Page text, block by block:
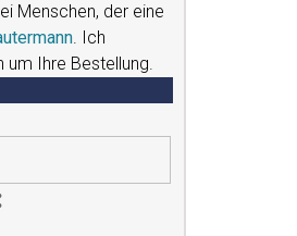
Menschen, der eine
. Ich
Ihre Bestellung.